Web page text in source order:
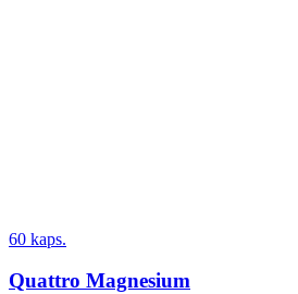
60 kaps.
Quattro Magnesium